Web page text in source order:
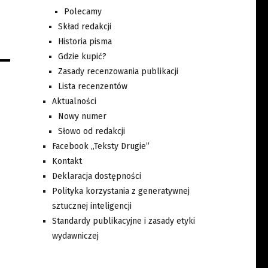
Polecamy
Skład redakcji
Historia pisma
Gdzie kupić?
Zasady recenzowania publikacji
Lista recenzentów
Aktualności
Nowy numer
Słowo od redakcji
Facebook „Teksty Drugie”
Kontakt
Deklaracja dostępności
Polityka korzystania z generatywnej
sztucznej inteligencji
Standardy publikacyjne i zasady etyki
wydawniczej